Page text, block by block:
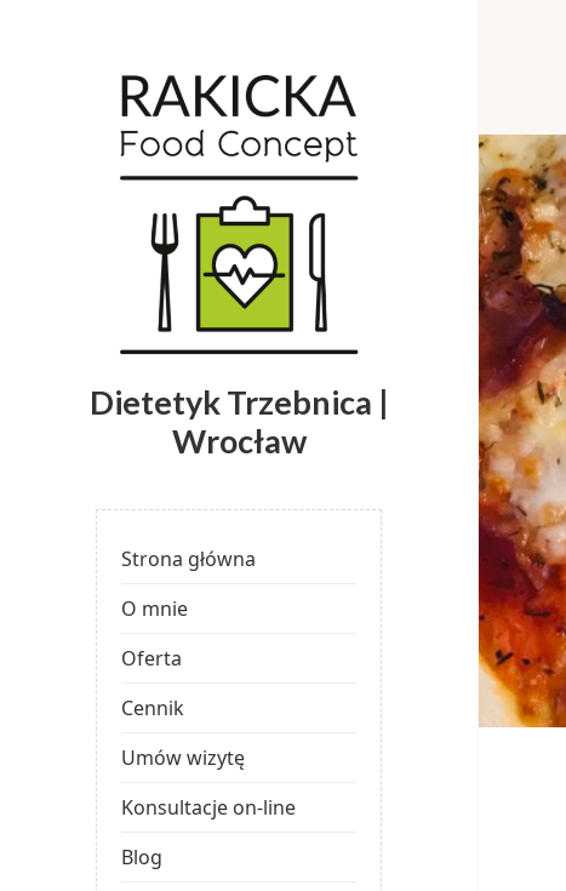
Dietetyk Trzebnica |
Wrocław
Strona główna
O mnie
Oferta
Cennik
Umów wizytę
Konsultacje on-line
Blog